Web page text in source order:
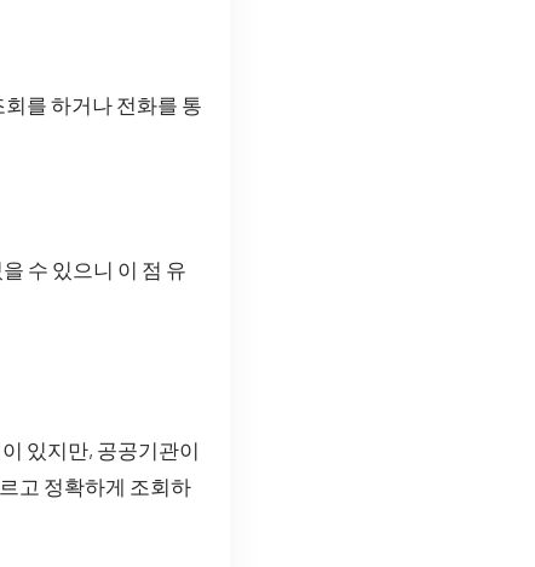
를 하거나 전화를 통
수 있으니 이 점 유
있지만, 공공기관이
고 정확하게 조회하